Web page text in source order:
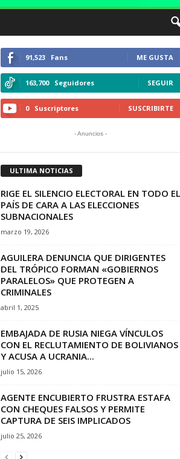
91,523 Fans ME GUSTA
163,700 Seguidores SEGUIR
0 Suscriptores SUSCRIBIRTE
- Anuncios -
ULTIMA NOTICIAS
RIGE EL SILENCIO ELECTORAL EN TODO EL
PAÍS DE CARA A LAS ELECCIONES
SUBNACIONALES
marzo 19, 2026
AGUILERA DENUNCIA QUE DIRIGENTES
DEL TRÓPICO FORMAN «GOBIERNOS
PARALELOS» QUE PROTEGEN A
CRIMINALES
abril 1, 2025
EMBAJADA DE RUSIA NIEGA VÍNCULOS
CON EL RECLUTAMIENTO DE BOLIVIANOS
Y ACUSA A UCRANIA...
julio 15, 2026
AGENTE ENCUBIERTO FRUSTRA ESTAFA
CON CHEQUES FALSOS Y PERMITE
CAPTURA DE SEIS IMPLICADOS
julio 25, 2026